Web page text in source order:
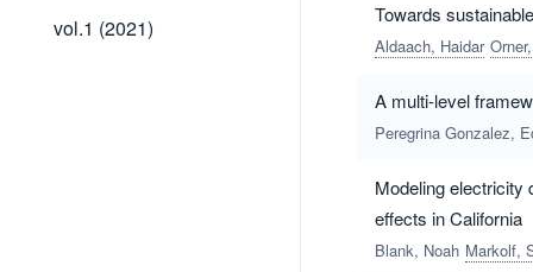
vol.1
(2021)
vol.1 (2021)
Towards
Aldaach, Haidar
A multi-level
Peregrina Gonzalez,
Modeling electricity
effects in California
Blank, Noah Markolf,